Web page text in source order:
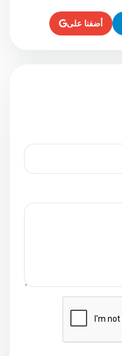
أضفنا على